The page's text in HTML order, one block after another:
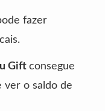
fazer
Gift consegue
ver o saldo de